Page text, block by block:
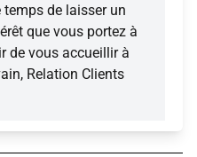
de laisser un
que vous portez à
de vous accueillir à
Relation Clients